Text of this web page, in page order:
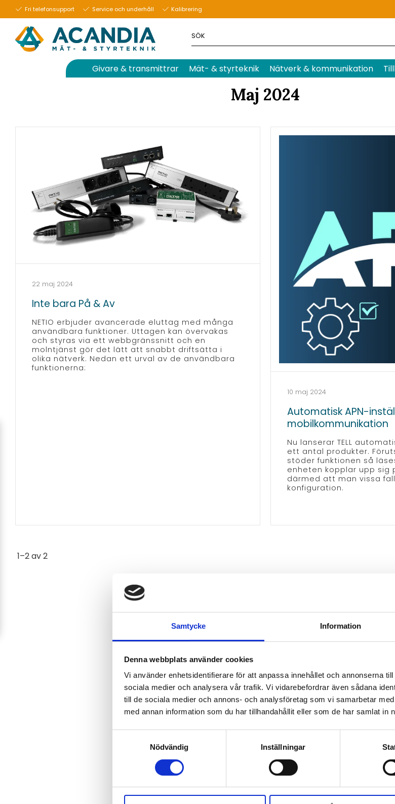
Samtycke Information
Denna webbplats använder cookies
Vi använder enhetsidentifierare för att anpassa innehållet och annonserna
sociala medier och analysera vår trafik. Vi vidarebefordrar även sådana
till de sociala medier och annons- och analysföretag som vi samarbetar
med annan information som du har tillhandahållit eller som de har samlat in
Nödvändig
Inställningar
Fri telefonsupport Service och underhåll Kalibrering
Givare & transmittrar Mät- & styrteknik Nätverk & kommunikation
Maj 2024
22 maj 2024
Inte bara På & Av
NETIO erbjuder avancerade eluttag med många
användbara funktioner. Uttagen kan övervakas
och styras via ett webbgränssnitt och en
molntjänst gör det lätt att snabbt driftsätta i
olika nätverk. Nedan ett urval av de användbara
funktionerna:
10 maj 2024
Automatisk APN-
mobilkommunikation
Nu lanserar TELL
ett antal produkter.
stöder funktionen så
enheten kopplar upp sig
därmed att man vissa
konfiguration.
1–2av2